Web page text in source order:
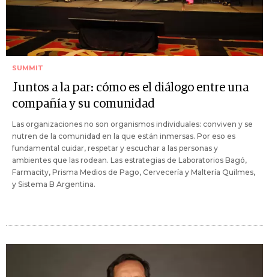
SUMMIT
Juntos a la par: cómo es el diálogo entre una
compañía y su comunidad
Las organizaciones no son organismos individuales: conviven y se
nutren de la comunidad en la que están inmersas. Por eso es
fundamental cuidar, respetar y escuchar a las personas y
ambientes que las rodean. Las estrategias de Laboratorios Bagó,
Farmacity, Prisma Medios de Pago, Cervecería y Maltería Quilmes,
y Sistema B Argentina.